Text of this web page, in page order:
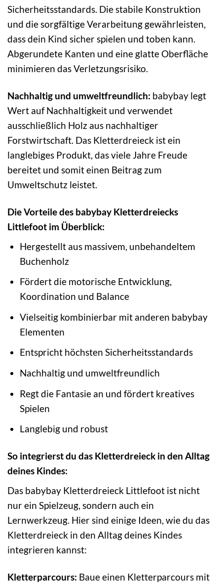
Sicherheitsstandards. Die stabile Konstruktion
und die sorgfältige Verarbeitung gewährleisten,
dass dein Kind sicher spielen und toben kann.
Abgerundete Kanten und eine glatte Oberfläche
minimieren das Verletzungsrisiko.
Nachhaltig und umweltfreundlich: babybay legt
Wert auf Nachhaltigkeit und verwendet
ausschließlich Holz aus nachhaltiger
Forstwirtschaft. Das Kletterdreieck ist ein
langlebiges Produkt, das viele Jahre Freude
bereitet und somit einen Beitrag zum
Umweltschutz leistet.
Die Vorteile des babybay Kletterdreiecks
Littlefoot im Überblick:
Hergestellt aus massivem, unbehandeltem
Buchenholz
Fördert die motorische Entwicklung,
Koordination und Balance
Vielseitig kombinierbar mit anderen babybay
Elementen
Entspricht höchsten Sicherheitsstandards
Nachhaltig und umweltfreundlich
Regt die Fantasie an und fördert kreatives
Spielen
Langlebig und robust
So integrierst du das Kletterdreieck in den Alltag
deines Kindes:
Das babybay Kletterdreieck Littlefoot ist nicht
nur ein Spielzeug, sondern auch ein
Lernwerkzeug. Hier sind einige Ideen, wie du das
Kletterdreieck in den Alltag deines Kindes
integrieren kannst:
Kletterparcours: Baue einen Kletterparcours mit